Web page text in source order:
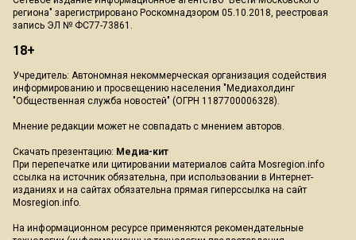
региона" зарегистрировано Роскомнадзором 05.10.2018, реестровая
запись ЭЛ № ФС77-73861.
18+
Учредитель: Автономная некоммерческая организация содействия
информированию и просвещению населения "Медиахолдинг
"Общественная служба новостей" (ОГРН 1187700006328).
Мнение редакции может не совпадать с мнением авторов.
Скачать презентацию: Медиа-кит
При перепечатке или цитировании материалов сайта Mosregion.info
ссылка на источник обязательна, при использовании в Интернет-
изданиях и на сайтах обязательна прямая гиперссылка на сайт
Mosregion.info.
На информационном ресурсе применяются рекомендательные